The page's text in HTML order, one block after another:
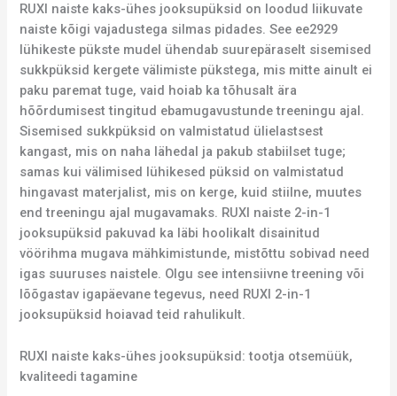
RUXI naiste kaks-ühes jooksupüksid on loodud liikuvate
naiste kõigi vajadustega silmas pidades. See ee2929
lühikeste pükste mudel ühendab suurepäraselt sisemised
sukkpüksid kergete välimiste pükstega, mis mitte ainult ei
paku paremat tuge, vaid hoiab ka tõhusalt ära
hõõrdumisest tingitud ebamugavustunde treeningu ajal.
Sisemised sukkpüksid on valmistatud ülielastsest
kangast, mis on naha lähedal ja pakub stabiilset tuge;
samas kui välimised lühikesed püksid on valmistatud
hingavast materjalist, mis on kerge, kuid stiilne, muutes
end treeningu ajal mugavamaks. RUXI naiste 2-in-1
jooksupüksid pakuvad ka läbi hoolikalt disainitud
vöörihma mugava mähkimistunde, mistõttu sobivad need
igas suuruses naistele. Olgu see intensiivne treening või
lõõgastav igapäevane tegevus, need RUXI 2-in-1
jooksupüksid hoiavad teid rahulikult.
RUXI naiste kaks-ühes jooksupüksid: tootja otsemüük,
kvaliteedi tagamine